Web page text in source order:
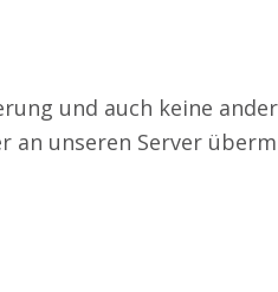
und auch keine
unseren Server